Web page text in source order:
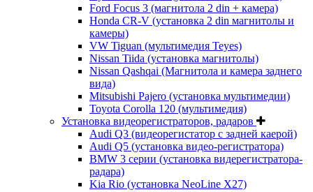
Ford Focus 3 (магнитола 2 din + камера)
Honda CR-V (установка 2 din магнитолы и
камеры)
VW Tiguan (мультимедия Teyes)
Nissan Tiida (установка магнитолы)
Nissan Qashqai (Магнитола и камера заднего
вида)
Mitsubishi Pajero (установка мультимедии)
Toyota Corolla 120 (мультимедия)
Установка видеорегистраторов, радаров
Audi Q3 (видеорегистатор с задней каерой)
Audi Q5 (установка видео-регистратора)
BMW 3 серии (установка видерегистратора-
радара)
Kia Rio (установка NeoLine X27)